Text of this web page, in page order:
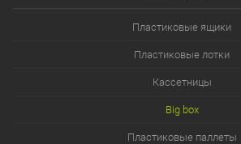
Пластиковые ящики
Пластиковые лотки
Кассетницы
Big box
Пластиковые паллеты